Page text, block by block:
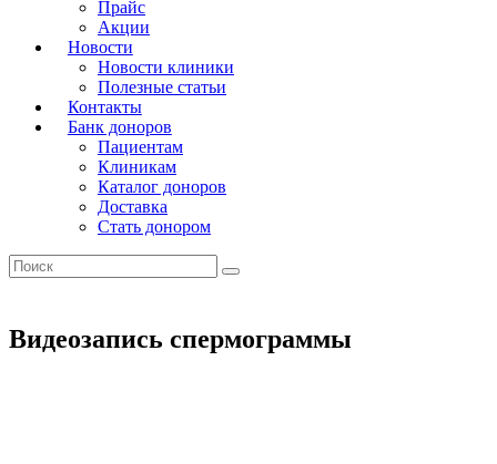
Прайс
Акции
Новости
Новости клиники
Полезные статьи
Контакты
Банк доноров
Пациентам
Клиникам
Каталог доноров
Доставка
Стать донором
Видеозапись спермограммы